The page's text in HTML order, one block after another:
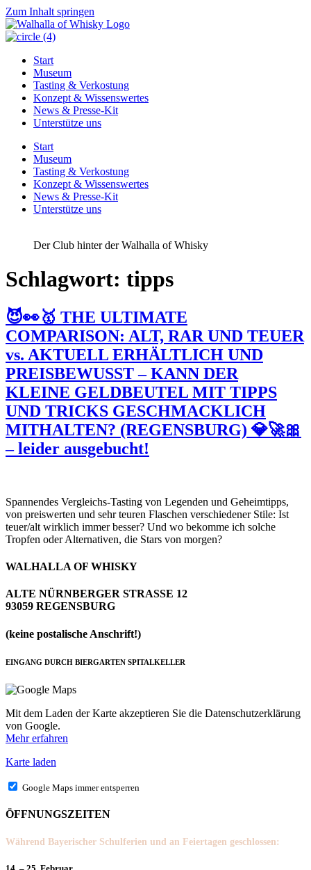
Zum Inhalt springen
Start
Museum
Tasting & Verkostung
Konzept & Wissenswertes
News & Presse-Kit
Unterstütze uns
Start
Museum
Tasting & Verkostung
Konzept & Wissenswertes
News & Presse-Kit
Unterstütze uns
Der Club hinter der Walhalla of Whisky
Schlagwort: tipps
😈👀🥇 THE ULTIMATE
COMPARISON: ALT, RAR UND TEUER
vs. AKTUELL ERHÄLTLICH UND
PREISBEWUSST – KANN DER
KLEINE GELDBEUTEL MIT TIPPS
UND TRICKS GESCHMACKLICH
MITHALTEN? (REGENSBURG) 💎🚀🎀
– leider ausgebucht!
Spannendes Vergleichs-Tasting von Legenden und Geheimtipps,
von preiswerten und sehr teuren Flaschen verschiedener Stile: Ist
teuer/alt wirklich immer besser? Und wo bekomme ich solche
Tropfen oder Alternativen, die Stars von morgen?
WALHALLA OF WHISKY
ALTE NÜRNBERGER STRASSE 12
93059 REGENSBURG
(keine postalische Anschrift!)
EINGANG DURCH BIERGARTEN SPITALKELLER
Mit dem Laden der Karte akzeptieren Sie die Datenschutzerklärung
von Google.
Mehr erfahren
Karte laden
Google Maps immer entsperren
ÖFFNUNGSZEITEN
Während Bayerischer Schulferien und an Feiertagen geschlossen: